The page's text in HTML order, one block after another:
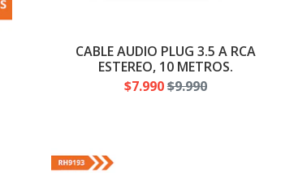
CABLE AUDIO PLUG 3.5 A RCA
ESTEREO, 10 METROS.
$7.990$9.990